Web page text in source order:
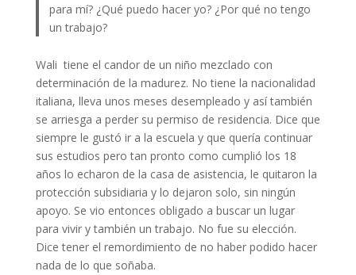
para mí? ¿Qué puedo hacer yo? ¿Por qué no tengo
un trabajo?
Wali tiene el candor de un niño mezclado con
determinación de la madurez. No tiene la nacionalidad
italiana, lleva unos meses desempleado y así también
se arriesga a perder su permiso de residencia. Dice que
siempre le gustó ir a la escuela y que quería continuar
sus estudios pero tan pronto como cumplió los 18
años lo echaron de la casa de asistencia, le quitaron la
protección subsidiaria y lo dejaron solo, sin ningún
apoyo. Se vio entonces obligado a buscar un lugar
para vivir y también un trabajo. No fue su elección.
Dice tener el remordimiento de no haber podido hacer
nada de lo que soñaba.